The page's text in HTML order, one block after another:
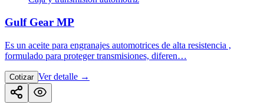
Gulf Gear MP
Es un aceite para engranajes automotrices de alta resistencia ,
formulado para proteger transmisiones, diferen…
Cotizar Ver detalle →